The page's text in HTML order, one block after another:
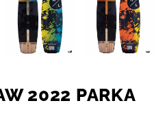
2022 PARKA